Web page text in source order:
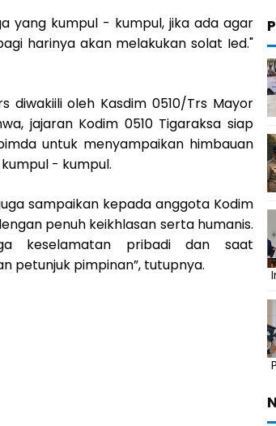
yang kumpul - kumpul, jika ada agar
harinya akan melakukan solat Ied."
diwakiili oleh Kasdim 0510/Trs Mayor
jajaran Kodim 0510 Tigaraksa siap
untuk menyampaikan himbauan
- kumpul.
sampaikan kepada anggota Kodim
penuh keikhlasan serta humanis.
keselamatan pribadi dan saat
petunjuk pimpinan”, tutupnya.